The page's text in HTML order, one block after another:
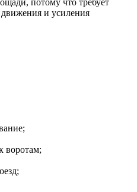
и усиления
воротам;